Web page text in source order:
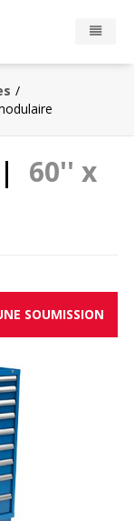
60'' x
SOUMISSION